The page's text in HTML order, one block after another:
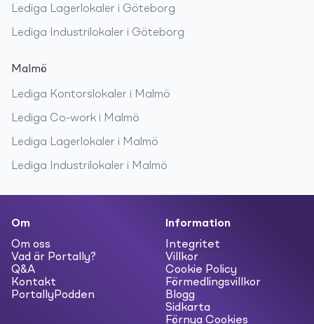
Lediga Lagerlokaler i Göteborg
Lediga Industrilokaler i Göteborg
Malmö
Lediga Kontorslokaler i Malmö
Lediga Co-work i Malmö
Lediga Lagerlokaler i Malmö
Lediga Industrilokaler i Malmö
Om
Om oss
Vad är Portally?
Q&A
Kontakt
PortallyPodden
Information
Integritet
Villkor
Cookie Policy
Förmedlingsvillkor
Blogg
Sidkarta
Förnya Cookies